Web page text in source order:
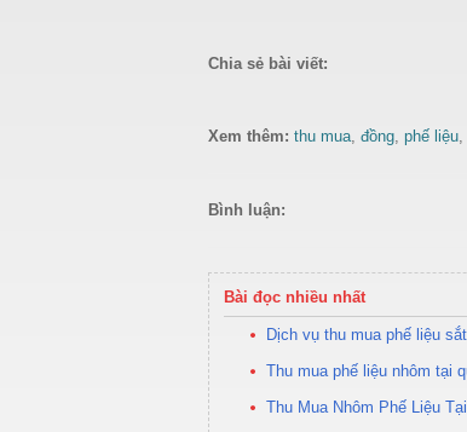
Chia sẻ bài viết:
Xem thêm: thu mua, đồng, phế liệu,
Bình luận:
Bài đọc nhiều nhất
Dịch vụ thu mua phế liệu
Thu mua phế liệu nhôm tại
Thu Mua Nhôm Phế Liệu